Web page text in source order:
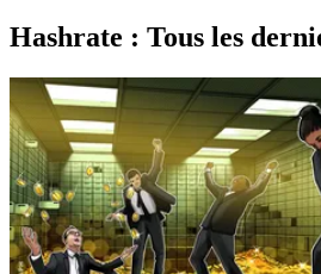
Hashrate : Tous les